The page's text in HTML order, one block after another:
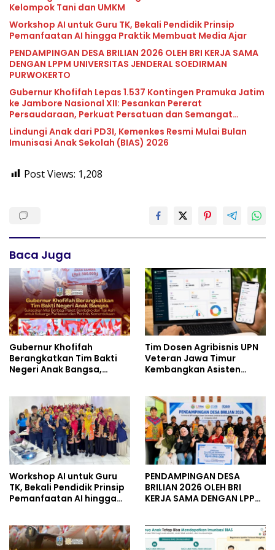
Kelompok Tani dan UMKM
Workshop AI untuk Guru TK, Bekali Pendidik Prinsip
Pemanfaatan AI hingga Praktik Membuat Media Ajar
PENDAMPINGAN DESA BRILIAN 2026 OLEH BRI KERJA SAMA
DENGAN LPPM UNIVERSITAS JENDERAL SOEDIRMAN
PURWOKERTO
Gubernur Khofifah Lepas 1.537 Kontingen Pramuka Jatim
ke Jambore Nasional XII: Pesankan Pererat
Persaudaraan, Perkuat Persatuan dan Semangat
Nasionalisme
Lindungi Anak dari PD3I, Kemenkes Resmi Mulai Bulan
Imunisasi Anak Sekolah (BIAS) 2026
Post Views: 1,208
Baca Juga
Gubernur Khofifah
Berangkatkan Tim Bakti
Negeri Anak Bangsa,
dan Perintis Kemerdekaan
Tim Dosen Agribisnis UPN
Veteran Jawa Timur
Kembangkan Asisten
UMKM
Workshop AI untuk Guru
TK, Bekali Pendidik Prinsip
Pemanfaatan AI hingga
PENDAMPINGAN DESA
BRILIAN 2026 OLEH BRI
KERJA SAMA DENGAN LPPM